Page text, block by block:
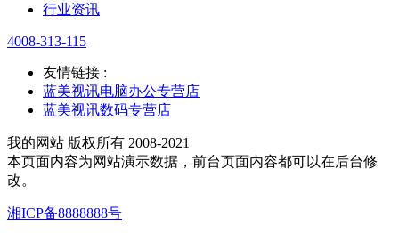
行业资讯
4008-313-115
友情链接 :
蓝美视讯电脑办公专营店
蓝美视讯数码专营店
我的网站 版权所有 2008-2021
本页面内容为网站演示数据，前台页面内容都可以在后台修
改。
湘ICP备8888888号